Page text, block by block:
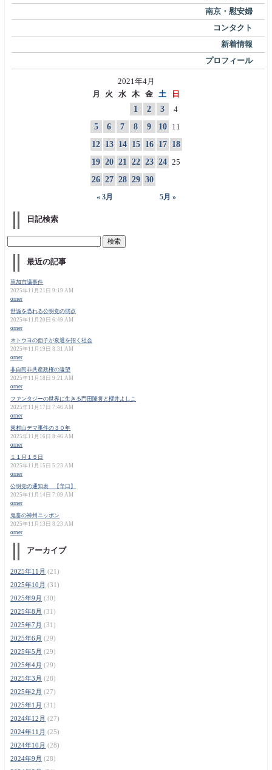
南京・慰安婦
コンタクト
新着情報
プロフィール
2021年4月
月
火 水 木 金 土 日
« 3月 5月 »
1 2 3
4
5
6 7 8 9 10
11
12 13 14 15 16 17
18
19 20 21 22 23 24 25
26 27 28 29 30
日記検索
最近の記事
草加市議事件
2025年11月21日 9:19 AM
orner
世論を恐れる公明党の弱点
2025年11月20日 6:49 AM
orner
ネトウヨの面子が衰退を招く社会
2025年11月19日 8:31 AM
orner
非自民非共産政権の遠望
2025年11月18日 9:21 AM
orner
ファンタジーの世界に生きる門田隆将と櫻井よしこ
2025年11月17日 7:46 AM
orner
東村山デマ事件の３０年
2025年11月16日 8:46 AM
orner
１１月１５日
2025年11月15日 5:23 AM
orner
公明党の通知表 【辛口】
2025年11月14日 7:09 AM
orner
鬼畜の神州ニッポン
2025年11月13日 8:23 AM
orner
アーカイブ
2025年11月 (21)
2025年10月 (31)
2025年9月 (30)
2025年8月 (31)
2025年7月 (31)
2025年6月 (29)
2025年5月 (29)
2025年4月 (29)
2025年3月 (28)
2025年2月 (27)
2025年1月 (31)
2024年12月 (27)
2024年11月 (25)
2024年10月 (28)
2024年9月 (28)